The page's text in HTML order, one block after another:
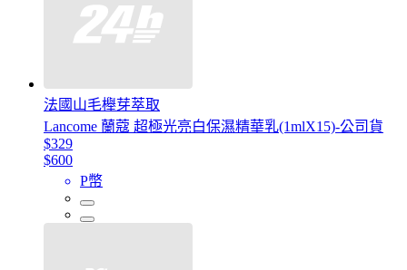
法國山毛櫸芽萃取
Lancome 蘭蔻 超極光亮白保濕精華乳(1mlX15)-公司貨
$329
$600
P幣